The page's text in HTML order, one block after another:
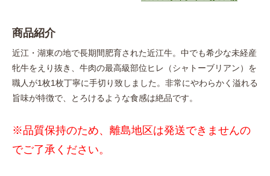
商品紹介
近江・湖東の地で長期間肥育された近江牛。中でも希少な未経産
牝牛をえり抜き、牛肉の最高級部位ヒレ（シャトーブリアン）を
職人が1枚1枚丁寧に手切り致しました。非常にやわらかく溢れる
旨味が特徴で、とろけるような食感は絶品です。
※品質保持のため、離島地区は発送できませんの
でご了承ください。